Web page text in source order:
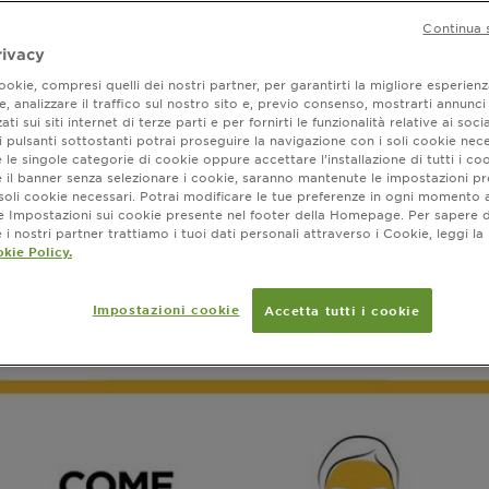
COME SI USANO?
parte bianca della maschera sul viso e lasciala in
volta che la tua pelle ha bisogno di una boost di
Togli la maschera e massaggiare delicatamente il
eccesso su viso e collo.
Vuoi potenziare l'efficacia? Usala 3 volte a settimana!
compresi quelli dei nostri partner, per garantirti la migliore
analizzare il traffico sul nostro sito e, previo consenso, mostrarti annunci
sui siti internet di terze parti e per fornirti le funzionalità relative ai
pulsanti sottostanti potrai proseguire la navigazione con i soli cookie
le singole categorie di cookie oppure accettare l’installazione di tutti i
il banner senza selezionare i cookie, saranno mantenute le impostazioni
cookie necessari. Potrai modificare le tue preferenze in ogni momento
Impostazioni sui cookie presente nel footer della Homepage. Per sapere
i nostri partner trattiamo i tuoi dati personali attraverso i Cookie, leggi la
Policy.
Impostazioni cookie Accetta tutti i cookie
Continua